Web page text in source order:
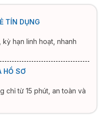
TÍN DỤNG
hạn linh hoạt, nhanh
HỒ SƠ
chỉ từ 15 phút, an toàn và